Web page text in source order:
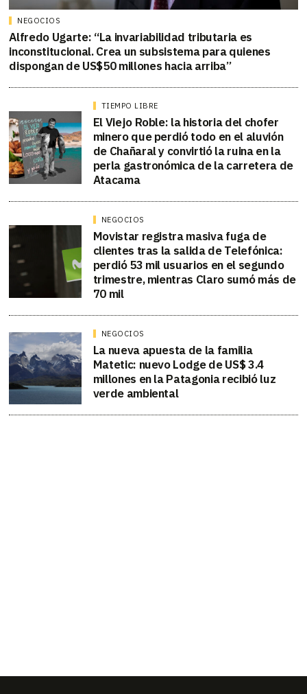
NEGOCIOS
Alfredo Ugarte: “La invariabilidad tributaria es
inconstitucional. Crea un subsistema para quienes
dispongan de US$50 millones hacia arriba”
TIEMPO LIBRE
El Viejo Roble: la historia del chofer
minero que perdió todo en el aluvión
de Chañaral y convirtió la ruina en la
perla gastronómica de la carretera de
Atacama
NEGOCIOS
Movistar registra masiva fuga de
clientes tras la salida de Telefónica:
perdió 53 mil usuarios en el segundo
trimestre, mientras Claro sumó más de
70 mil
NEGOCIOS
La nueva apuesta de la familia
Matetic: nuevo Lodge de US$ 3.4
millones en la Patagonia recibió luz
verde ambiental